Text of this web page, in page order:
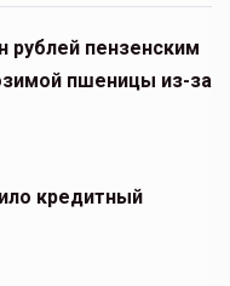
рублей пензенским
пшеницы из-за
кредитный